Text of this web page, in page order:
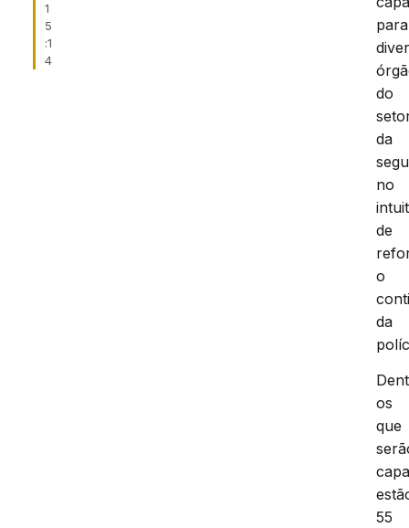
1
5
:1
4
para
do
da
no
de
o
da
os
que
55